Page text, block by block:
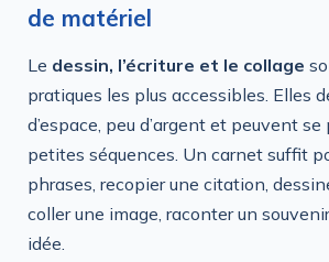
de matériel
Le dessin, l’écriture et le collage
pratiques les plus accessibles. Elles
d’espace, peu d’argent et peuvent
petites séquences. Un carnet suffit
phrases, recopier une citation,
coller une image, raconter un
idée.